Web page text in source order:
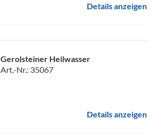
Details anzeigen
Gerolsteiner Heilwasser
Art.-Nr.: 35067
Details anzeigen